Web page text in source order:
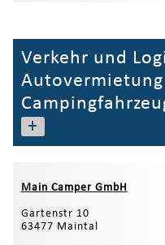
Verkehr und
Autovermietung
+
Main Camper GmbH
Gartenstr 10
63477 Maintal